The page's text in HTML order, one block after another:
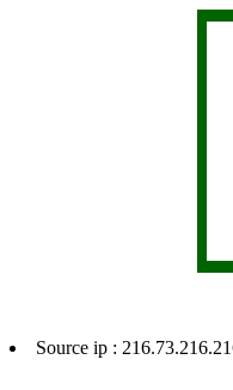
Source ip :